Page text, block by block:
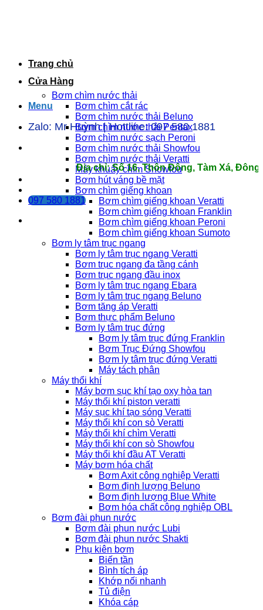
Menu
Zalo: Mr Huỳnh | Hottline: 097 580 1881
Địa chỉ: Số 16, Thôn Đông, Tàm Xá, Đông Anh,
097 580 1881
Trang chủ
Cửa Hàng
Bơm chìm nước thải
Bơm chìm cắt rác
Bơm chìm nước thải Beluno
Bơm chìm nước thải Pentax
Bơm chìm nước sạch Peroni
Bơm chìm nước thải Showfou
Bơm chìm nước thải Veratti
Máy khuấy chìm Showfou
Bơm hút váng bề mặt
Bơm chìm giếng khoan
Bơm chìm giếng khoan Veratti
Bơm chìm giếng khoan Franklin
Bơm chìm giếng khoan Peroni
Bơm chìm giếng khoan Sumoto
Bơm ly tâm trục ngang
Bơm ly tâm trục ngang Veratti
Bơm trục ngang đa tầng cánh
Bơm trục ngang đầu inox
Bơm ly tâm trục ngang Ebara
Bơm ly tâm trục ngang Beluno
Bơm tăng áp Veratti
Bơm thực phẩm Beluno
Bơm ly tâm trục đứng
Bơm ly tâm trục đứng Franklin
Bơm Trục Đứng Showfou
Bơm ly tâm trục đứng Veratti
Máy tách phân
Máy thổi khí
Máy bơm sục khí tạo oxy hòa tan
Máy thổi khí piston veratti
Máy sục khí tạo sóng Veratti
Máy thổi khí con sò Veratti
Máy thổi khí chìm Veratti
Máy thổi khí con sò Showfou
Máy thổi khí đầu AT Veratti
Máy bơm hóa chất
Bơm Axit công nghiệp Veratti
Bơm định lượng Beluno
Bơm định lượng Blue White
Bơm hóa chất công nghiệp OBL
Bơm đài phun nước
Bơm đài phun nước Lubi
Bơm đài phun nước Shakti
Phụ kiên bơm
Biến tần
Bình tích áp
Khớp nối nhanh
Tủ điện
Khóa cáp